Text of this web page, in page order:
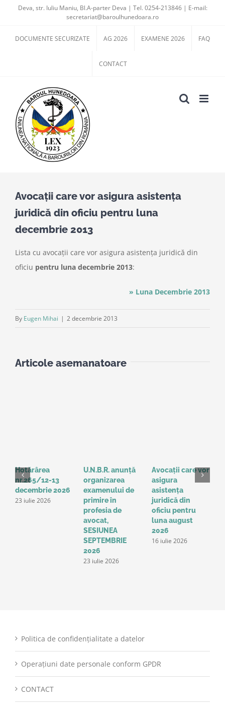
content
Deva, str. Iuliu Maniu, Bl.A-parter Deva | Tel. 0254-213846 | E-mail:
secretariat@baroulhunedoara.ro
DOCUMENTE SECURIZATE AG 2026 EXAMENE 2026 FAQ
CONTACT
Avocaţii care vor asigura asistenţa
juridică din oficiu pentru luna
decembrie 2013
Lista cu avocaţii care vor asigura asistenţa juridică din
oficiu pentru luna decembrie 2013:
» Luna Decembrie 2013
By Eugen Mihai | 2 decembrie 2013
Articole asemanatoare
Hotărârea
nr.265/12-13
decembrie 2026
23 iulie 2026
U.N.B.R. anunță
organizarea
examenului de
primire în
profesia de
avocat,
SESIUNEA
SEPTEMBRIE
2026
23 iulie 2026
Avocații care vor
asigura
asistența
juridică din
oficiu pentru
luna august
2026
16 iulie 2026
Politica de confidențialitate a datelor
Operațiuni date personale conform GPDR
CONTACT